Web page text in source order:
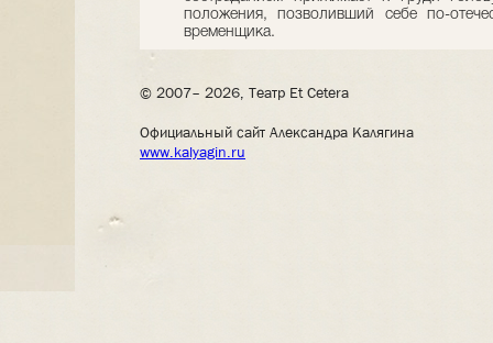
положения, позволивший себе по-
временщика.
© 2007– 2026, Театр Et Cetera
Официальный сайт Александра Калягина
www.kalyagin.ru